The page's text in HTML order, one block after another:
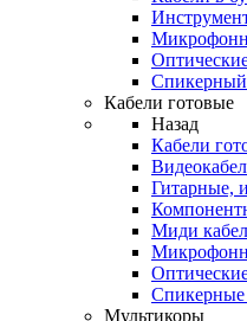
Спикерный
Кабели готовые
Назад
Кабели
Гитарные,
Миди
Спикерные
Мультикоры